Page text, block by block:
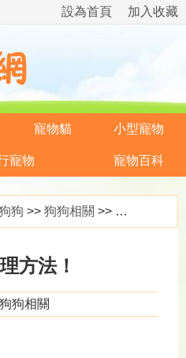
加入收藏
設為首頁
寵物貓 小型寵物
寵物 寵物百科
狗 >> 狗狗相關 >> 可卡梳理方法！
方法！
狗相關